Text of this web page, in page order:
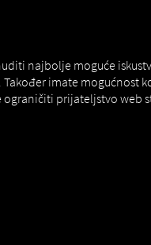
VRATA
najbolje moguće
imate mogućnost
prijateljstvo web